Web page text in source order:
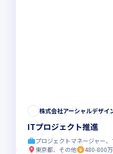
株式会社アーシャルデザイ
ITプロジェクト推進
プロジェクトマネージャー
東京都、その他
480-800